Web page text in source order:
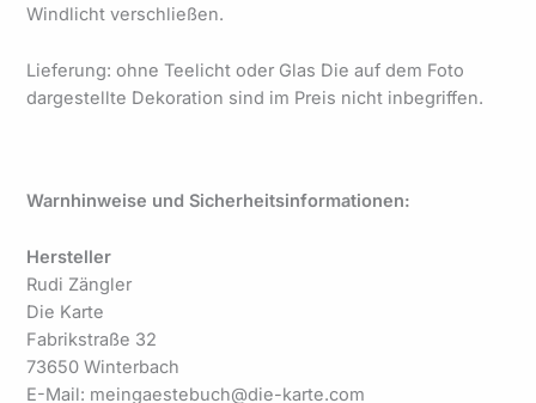
Windlicht verschließen.
Lieferung: ohne Teelicht oder Glas Die auf dem Foto
dargestellte Dekoration sind im Preis nicht inbegriffen.
Warnhinweise und Sicherheitsinformationen:
Hersteller
Rudi Zängler
Die Karte
Fabrikstraße 32
73650 Winterbach
E-Mail: meingaestebuch@die-karte.com